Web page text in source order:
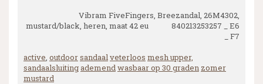
Vibram FiveFingers, Breezandal, 26M4302,
mustard/black, heren, maat 42 eu 840213253257 _ E6
_ F7
active, outdoorsandaalveterloos mesh upper,
sandaalsluitingademendwasbaar op 30 graden zomer
mustard